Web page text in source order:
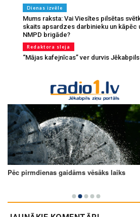
Dienas izvēle
Mums raksta: Vai Viesītes pilsētas
skaits apsardzes darbinieku un kāpēc
NMPD brigāde?
Redaktora sleja
“Mājas kafejnīcas” ver durvis